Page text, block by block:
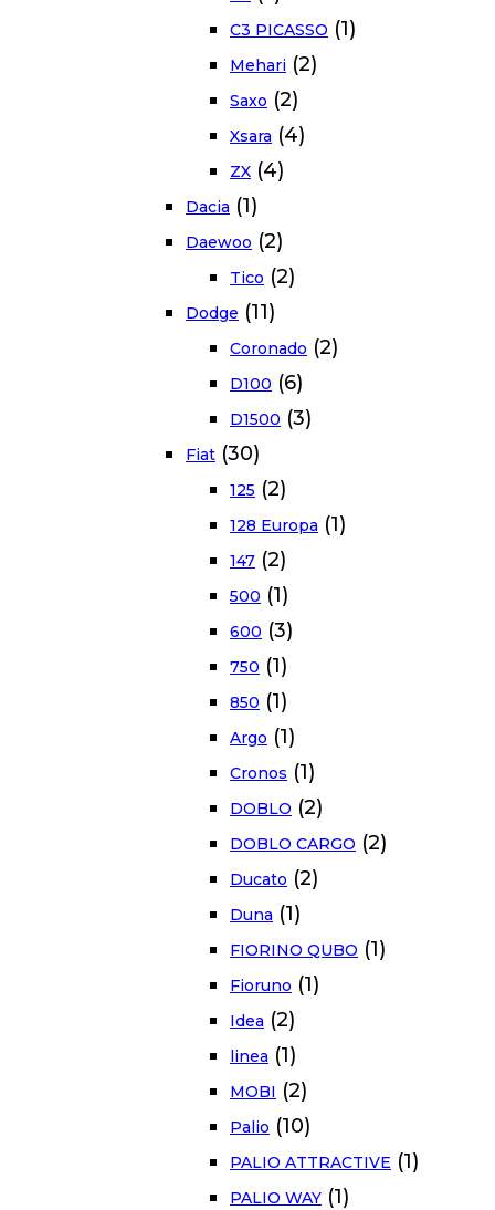
C3 PICASSO (1)
Mehari (2)
Saxo (2)
Xsara (4)
ZX (4)
Dacia (1)
Daewoo (2)
Tico (2)
Dodge (11)
Coronado (2)
D100 (6)
D1500 (3)
Fiat (30)
125 (2)
128 Europa (1)
147 (2)
500 (1)
600 (3)
750 (1)
850 (1)
Argo (1)
Cronos (1)
DOBLO (2)
DOBLO CARGO (2)
Ducato (2)
Duna (1)
FIORINO QUBO (1)
Fioruno (1)
Idea (2)
linea (1)
MOBI (2)
Palio (10)
PALIO ATTRACTIVE (1)
PALIO WAY (1)